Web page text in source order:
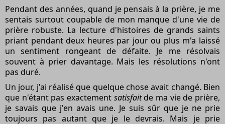
Pendant des années, quand je pensais à la prière, je me
sentais surtout coupable de mon manque d'une vie de
prière robuste. La lecture d'histoires de grands saints
priant pendant deux heures par jour ou plus m'a laissé
un sentiment rongeant de défaite. Je me résolvais
souvent à prier davantage. Mais les résolutions n'ont
pas duré.
Un jour, j'ai réalisé que quelque chose avait changé. Bien
que n'étant pas exactement satisfaitde ma vie de prière,
je savais que j'en avais une. Je suis sûr que je ne prie
toujours pas autant que je le devrais. Mais je prie